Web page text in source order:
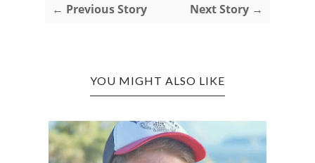
← Previous Story Next Story →
YOU MIGHT ALSO LIKE